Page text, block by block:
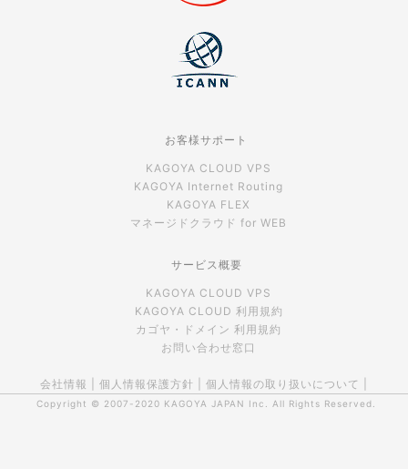
お客様サポート
KAGOYA CLOUD VPS
KAGOYA Internet Routing
KAGOYA FLEX
マネージドクラウド for WEB
サービス概要
KAGOYA CLOUD VPS
KAGOYA CLOUD 利用規約
カゴヤ・ドメイン 利用規約
お問い合わせ窓口
会社情報 個人情報保護方針 個人情報の取り扱いについて
Copyright © 2007-2020 KAGOYA JAPAN Inc. All Rights Reserved.